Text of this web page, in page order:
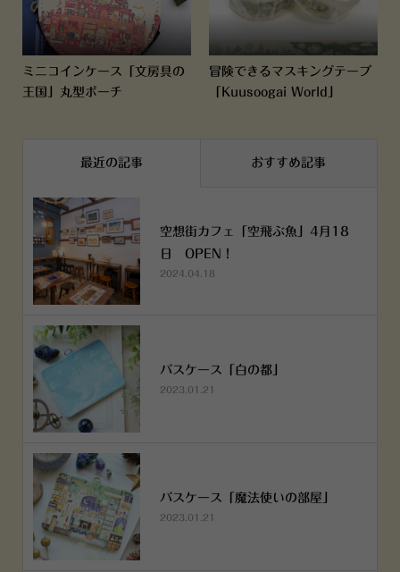
ミニコインケース「文房具の
王国」丸型ポーチ
冒険できるマスキングテープ
「Kuusoogai World」
最近の記事 おすすめ記事
空想街カフェ「空飛ぶ魚」4月18
日 OPEN！
2024.04.18
パスケース「白の都」
2023.01.21
パスケース「魔法使いの部屋」
2023.01.21